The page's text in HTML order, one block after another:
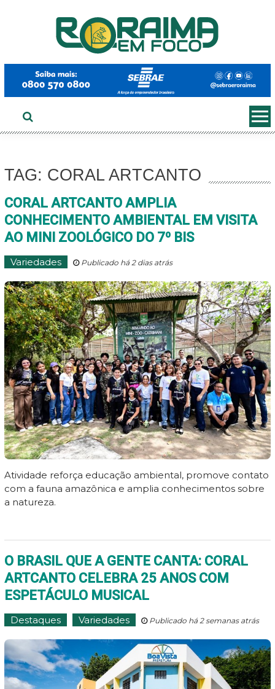
TAG: CORAL ARTCANTO
CORAL ARTCANTO AMPLIA
CONHECIMENTO AMBIENTAL EM VISITA
AO MINI ZOOLÓGICO DO 7º BIS
Variedades Publicado há 2 dias atrás
Atividade reforça educação ambiental, promove contato
com a fauna amazônica e amplia conhecimentos sobre
a natureza.
O BRASIL QUE A GENTE CANTA: CORAL
ARTCANTO CELEBRA 25 ANOS COM
ESPETÁCULO MUSICAL
Destaques Variedades Publicado há 2 semanas atrás